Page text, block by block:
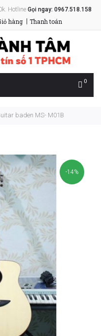
Hotline Gọi ngay: 0967.518.158
hàng Thanh toán
0
baden MS- M01B
-14%